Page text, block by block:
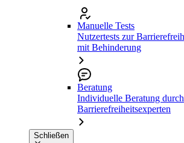
Manuelle Tests
Nutzertests zur
mit Behinderung
Beratung
Individuelle Beratung durch
Barrierefreiheitsexperten
Schließen